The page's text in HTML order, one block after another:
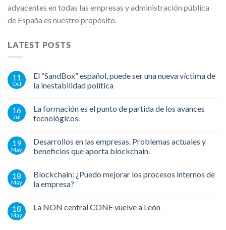
adyacentes en todas las empresas y administración pública
de España es nuestro propósito.
LATEST POSTS
11
Oct
El “SandBox” español, puede ser una nueva víctima de
la inestabilidad política
16
Jul
La formación es el punto de partida de los avances
tecnológicos.
19
May
Desarrollos en las empresas. Problemas actuales y
beneficios que aporta blockchain.
18
May
Blockchain: ¿Puedo mejorar los procesos internos de
la empresa?
18
May
La NON central CONF vuelve a León